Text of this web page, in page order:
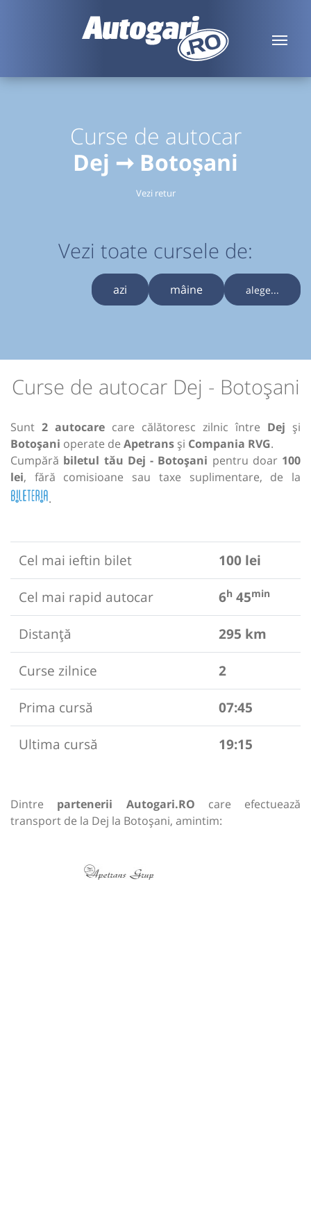
Curse de autocar
Dej ➞ Botoșani
Vezi retur
Vezi toate cursele de:
azi mâine alege...
Curse de autocar Dej - Botoșani
Sunt 2 autocare care călătoresc zilnic între Dej și
Botoșani operate de Apetrans și Compania RVG.
Cumpără biletul tău Dej - Botoșani pentru doar 100
lei, fără comisioane sau taxe suplimentare, de la
.
Cel mai ieftin bilet
100 lei
Cel mai rapid autocar
6h 45min
Distanță
295 km
Curse zilnice
2
Prima cursă
07:45
Ultima cursă
19:15
Dintre partenerii Autogari.RO care efectuează
transport de la Dej la Botoșani, amintim: